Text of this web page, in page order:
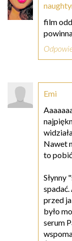
film
Emi
Nawet
to
Słynny
przed
było
serum